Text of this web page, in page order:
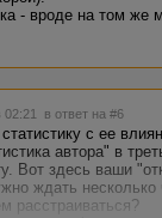
- вроде на том же
02:21 в ответ на #6
статистику с ее
автора" в
Вот здесь ваши
ждать
расстраиваться?